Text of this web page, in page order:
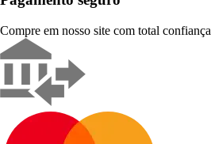
Compre em nosso site com total confiança